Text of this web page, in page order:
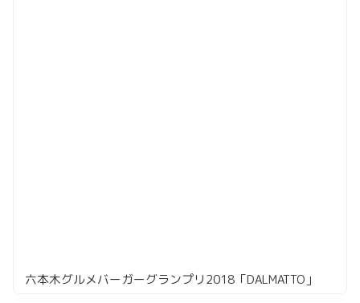
六本木グルメバーガーグランプリ2018「DALMATTO」